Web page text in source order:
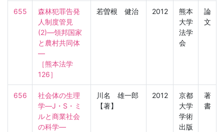
655
森林犯罪告発
人制度管見
(2)―領邦国家
と農村共同体
―
［熊本法学
126］
若曽根 健治 2012
熊本
大学
法学
会
論
文
656
社会体の生理
学―J・S・ミ
ルと商業社会
の科学―
川名 雄一郎
【著】
2012
京都
大学
学術
出版
著
書